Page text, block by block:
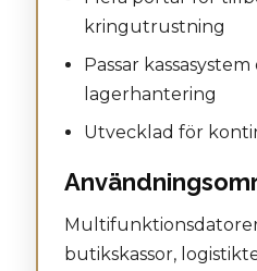
kringutrustning
Passar kassasystem
lagerhantering
Utvecklad för
butikskassor,